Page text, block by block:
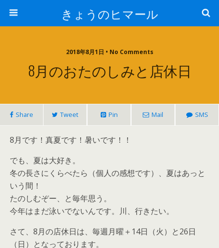
きょうのヒマール
2018年8月1日 • No Comments
8月のおたのしみと店休日
Share Tweet Pin Mail SMS
8月です！真夏です！暑いです！！
でも、夏は大好き。
冬の長さにくらべたら（個人の感想です）、夏はあっと
いう間！
たのしむぞー、と毎年思う。
今年はまだ泳いでないんです。川、行きたい。
さて、8月の店休日は、毎週月曜＋14日（火）と26日
（日）となっております。